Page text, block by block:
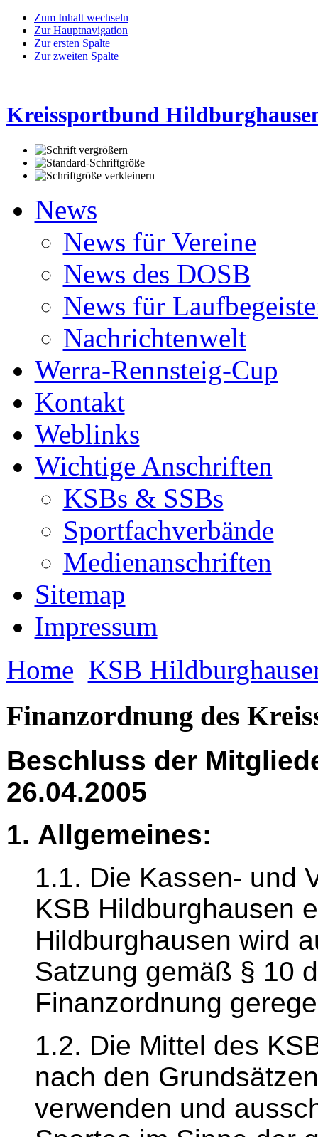
Zum Inhalt wechseln
Zur Hauptnavigation
Zur ersten Spalte
Zur zweiten Spalte
Kreissportbund
News
News für Vereine
News des DOSB
News für
Nachrichtenwelt
Werra-Rennsteig-Cup
Kontakt
Weblinks
Wichtige Anschriften
KSBs & SSBs
Sportfachverbände
Medienanschriften
Sitemap
Impressum
Home KSB
Finanzordnung des
Beschluss der
26.04.2005
1. Allgemeines:
1.1. Die Kassen- und
KSB Hildburghausen
Hildburghausen wird
Satzung gemäß § 10
Finanzordnung
1.2. Die Mittel des
nach den
verwenden und